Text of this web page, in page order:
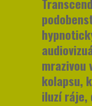
mrazivou
kolapsu,
iluzí ráje,